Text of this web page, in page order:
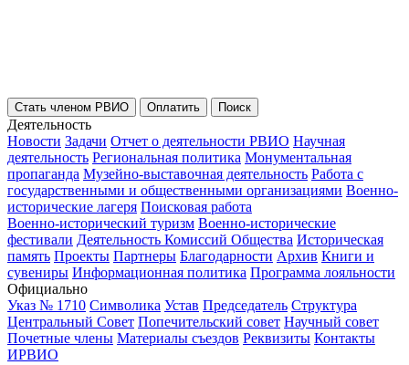
Стать членом РВИО Оплатить Поиск
Деятельность
Новости Задачи Отчет о деятельности РВИО Научная
деятельность Региональная политика Монументальная
пропаганда Музейно-выставочная деятельность Работа с
государственными и общественными организациями Военно-
исторические лагеря Поисковая работа
Военно-исторический туризм Военно-исторические
фестивали Деятельность Комиссий Общества Историческая
память Проекты Партнеры Благодарности Архив Книги и
сувениры Информационная политика Программа лояльности
Официально
Указ № 1710 Символика Устав Председатель Структура
Центральный Совет Попечительский совет Научный совет
Почетные члены Материалы съездов Реквизиты Контакты
ИРВИО